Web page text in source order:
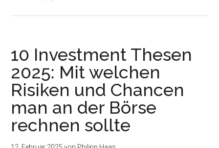
10 Investment Thesen
2025: Mit welchen
Risiken und Chancen
man an der Börse
rechnen sollte